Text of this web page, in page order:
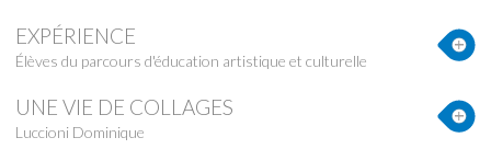
EXPÉRIENCE
Élèves du parcours d'éducation artistique et culturelle
UNE VIE DE COLLAGES
Luccioni Dominique